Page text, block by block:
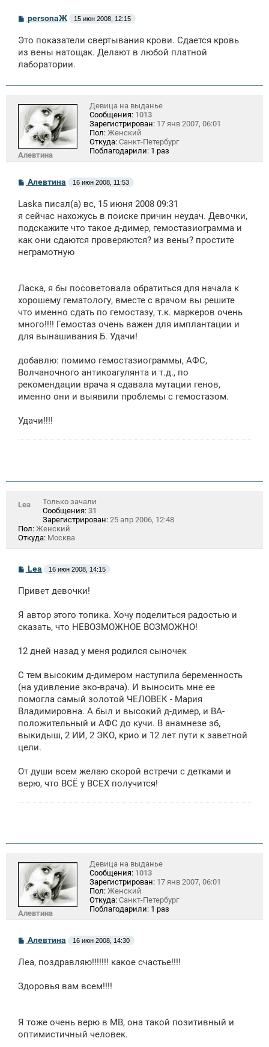
С
о
б
щ
н
е
personaЖ 15 июн 2008, 12:15
Это показатели свертывания крови. Сдается кровь
из вены натощак. Делают в любой платной
лаборатории.
Алевтина
Девица на выданье
Сообщения: 1013
Зарегистрирован: 17 янв 2007, 06:01
Пол: Женский
Откуда: Санкт-Петербург
Поблагодарили: 1 раз
С
о
б
щ
н
и
Алевтина 16 июн 2008, 11:53
Laska писал(а) вс, 15 июня 2008 09:31
я сейчас нахожусь в поиске причин неудач. Девочки,
подскажите что такое д-димер, гемостазиограмма и
как они сдаются проверяются? из вены? простите
неграмотную
Ласка, я бы посоветовала обратиться для начала к
хорошему гематологу, вместе с врачом вы решите
что именно сдать по гемостазу, т.к. маркеров очень
много!!!! Гемостаз очень важен для имплантации и
для вынашивания Б. Удачи!
добавлю: помимо гемостазиограммы, АФС,
Волчаночного антикоагулянта и т.д., по
рекомендации врача я сдавала мутации генов,
именно они и выявили проблемы с гемостазом.
Удачи!!!!
Lea
Только зачали
Сообщения: 31
Зарегистрирован: 25 апр 2006, 12:48
Пол: Женский
Откуда: Москва
С
о
б
н
и
Lea 16 июн 2008, 14:15
Привет девочки!
Я автор этого топика. Хочу поделиться радостью и
сказать, что НЕВОЗМОЖНОЕ ВОЗМОЖНО!
12 дней назад у меня родился сыночек
С тем высоким д-димером наступила беременность
(на удивление эко-врача). И выносить мне ее
помогла самый золотой ЧЕЛОВЕК - Мария
Владимировна. А был и высокий д-димер, и ВА-
положительный и АФС до кучи. В анамнезе зб,
выкидыш, 2 ИИ, 2 ЭКО, крио и 12 лет пути к заветной
цели.
От души всем желаю скорой встречи с детками и
верю, что ВСЁ у ВСЕХ получится!
Алевтина
Девица на выданье
Сообщения: 1013
Зарегистрирован: 17 янв 2007, 06:01
Пол: Женский
Откуда: Санкт-Петербург
Поблагодарили: 1 раз
С
б
н
Алевтина 16 июн 2008, 14:30
Леа, поздравляю!!!!!!! какое счастье!!!!
Здоровья вам всем!!!!
Я тоже очень верю в МВ, она такой позитивный и
оптимистичный человек.